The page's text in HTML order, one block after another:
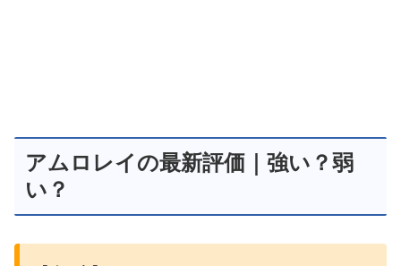
アムロレイの最新評価｜強い？弱
い？